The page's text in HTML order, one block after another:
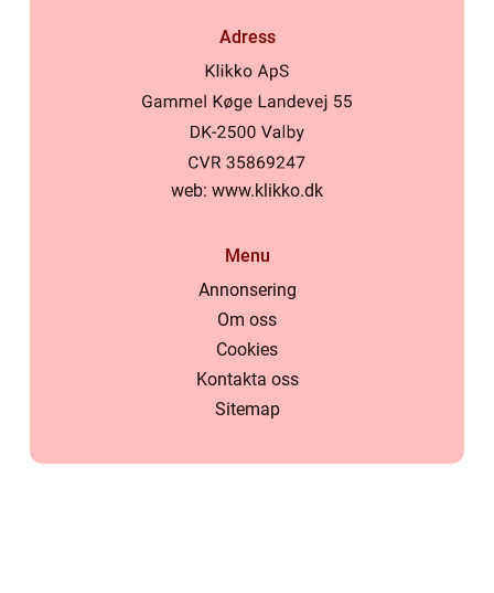
Adress
web: www.klikko.dk
Menu
Annonsering
Om oss
Cookies
Kontakta oss
Sitemap